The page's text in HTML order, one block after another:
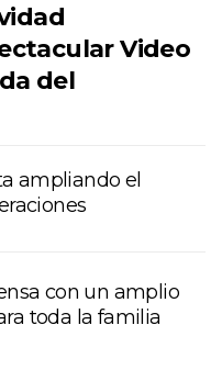
Video
del
ampliando el
con un amplio
toda la familia